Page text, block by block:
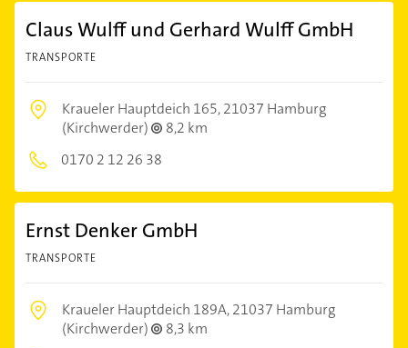
Claus Wulff und Gerhard Wulff GmbH
TRANSPORTE
Kraueler Hauptdeich 165,21037 Hamburg
(Kirchwerder)
8,2 km
0170 2 12 26 38
Ernst Denker GmbH
TRANSPORTE
Kraueler Hauptdeich 189A,21037 Hamburg
(Kirchwerder)
8,3 km